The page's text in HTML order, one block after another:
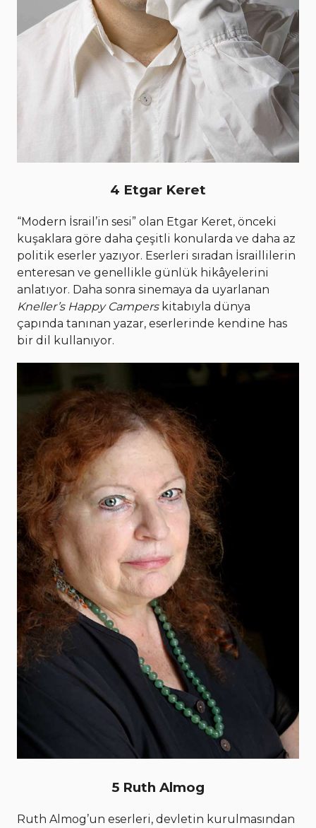
4 Etgar Keret
“Modern İsrail’in sesi” olan Etgar Keret, önceki
kuşaklara göre daha çeşitli konularda ve daha az
politik eserler yazıyor. Eserleri sıradan İsraillilerin
enteresan ve genellikle günlük hikâyelerini
anlatıyor. Daha sonra sinemaya da uyarlanan
Kneller’s Happy Campers kitabıyla dünya
çapında tanınan yazar, eserlerinde kendine has
bir dil kullanıyor.
5 Ruth Almog
Ruth Almog’un eserleri, devletin kurulmasından